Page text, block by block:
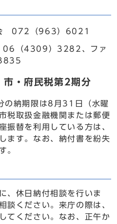
072（963）6021
06（4309）3282、ファ
・府民税第2期分
納期限は8月31日（水曜
税取扱金融機関または郵便
振替を利用している方は、
ます。なお、納付書を紛失
。
、休日納付相談を行いま
談ください。来庁の際は、
てください。なお、正午か